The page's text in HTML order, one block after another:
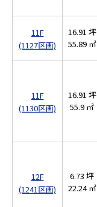
11F
(1127区画)
16.91 坪
55.89 ㎡
11F
(1130区画)
16.91 坪
55.9 ㎡
12F
(1241区画)
6.73 坪
22.24 ㎡